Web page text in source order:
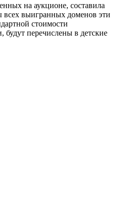
на аукционе, составила
выигранных доменов эти
стоимости
будут перечислены в детские